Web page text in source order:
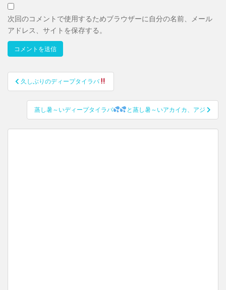
次回のコメントで使用するためブラウザーに自分の名前、メール
アドレス、サイトを保存する。
投稿ナビゲーション
久しぶりのディープタイラバ
蒸し暑～いディープタイラバ と蒸し暑～いアカイカ、アジ